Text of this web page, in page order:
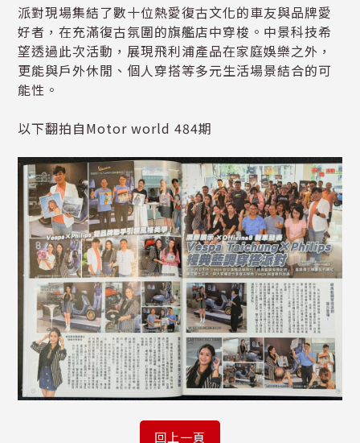
派對現場集結了數十位熱愛復古文化的車友與品牌愛
好者，在充滿復古氛圍的旗艦店中穿梭。中景科技希
望透過此次活動，展現飛利浦產品在家庭娛樂之外，
更能與戶外休閒、個人穿搭等多元生活場景結合的可
能性。
以下翻拍自Motor world 484期